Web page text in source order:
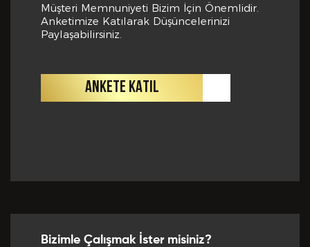
Müşteri Memnuniyeti Bizim İçin Önemlidir.
Anketimize Katılarak Düşüncelerinizi
Paylaşabilirsiniz.
ANKETE KATIL
Bizimle Çalışmak İster misiniz?